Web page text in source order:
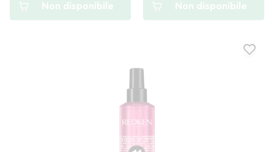
Non disponibile Non disponibile